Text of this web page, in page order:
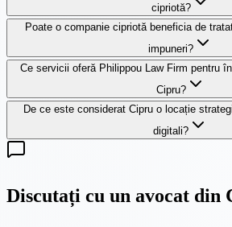
cipriotă?
Poate o companie cipriotă beneficia de
impuneri?
Ce servicii oferă Philippou Law Firm pentru
Cipru?
De ce este considerat Cipru o locație
digitali?
Discutați cu un avocat din